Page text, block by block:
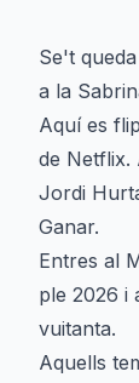
Se't
a la
Aquí es
de Netflix.
Jordi
Ganar.
Entres al
ple 2026 i
vuitanta.
Aquells